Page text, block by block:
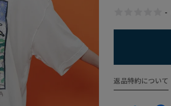
-
返品特約について